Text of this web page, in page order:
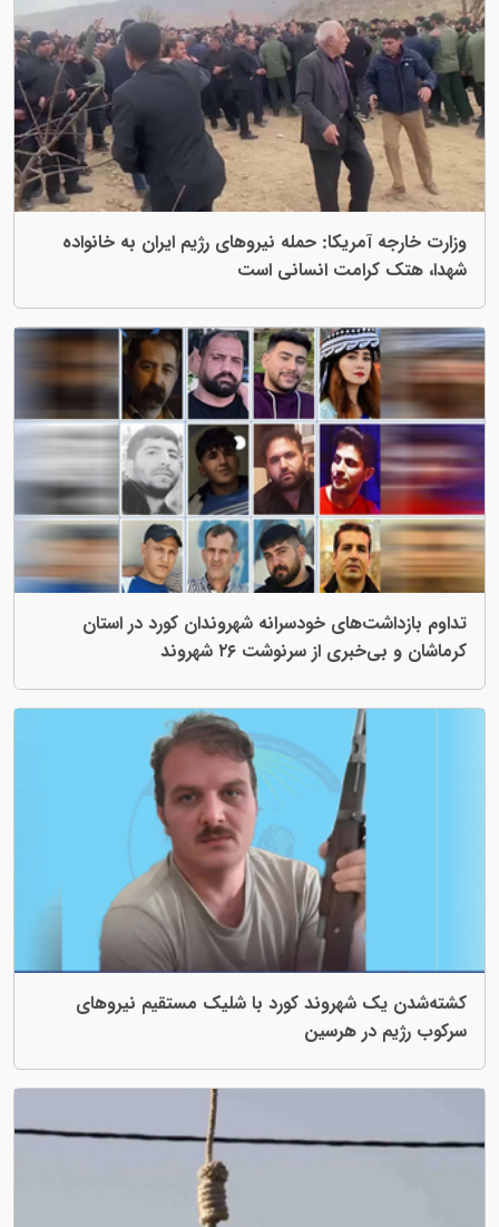
حمله نیروهای رژیم ایران به خانواده
انسانی است
خودسرانه شهروندان کورد در استان
از سرنوشت ۲۶ شهروند
شهروند کورد با شلیک مستقیم نیروهای
در هرسین